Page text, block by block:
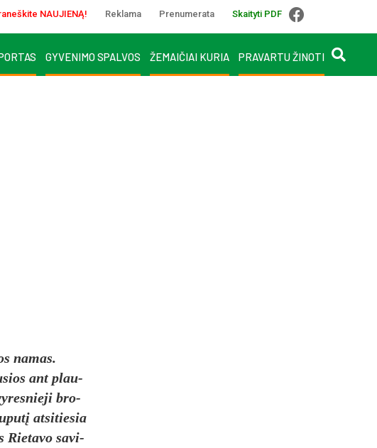
NAUJIENĄ! Reklama Prenumerata Skaityti PDF
GYVENIMO SPALVOS ŽEMAIČIAI KURIA PRAVARTU ŽINOTI
na­mas.
ant plau­
bro­
at­si­tie­sia
Rie­ta­vo sa­vi­